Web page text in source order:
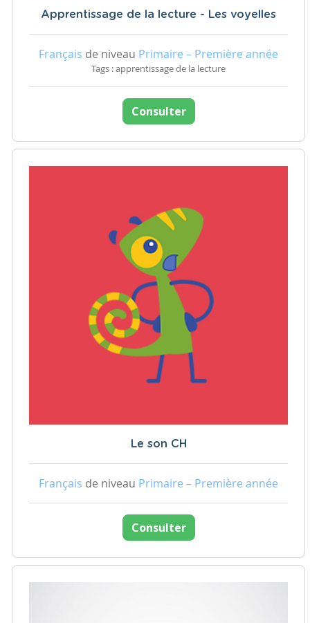
Apprentissage de la lecture - Les voyelles
Français de niveau Primaire – Première année
Tags : apprentissage de la lecture
Consulter
Le son CH
Français de niveau Primaire – Première année
Consulter